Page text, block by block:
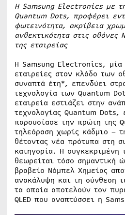
Η Samsung Electronics με
Quantum Dots, προφέρει
φωτεινότητα, ακρίβεια
ανθεκτικότητα στις οθόνες
της εταιρείας
Η Samsung Electronics, μία
εταιρείες στον κλάδο των
συναπτά έτη*, επενδύει
τεχνολογία των Quantum
εταιρεία εστιάζει στην
τεχνολογίας Quantum Dots,
παρουσίασε την πρώτη της
τηλεόραση χωρίς κάδμιο –
θέτοντας νέα πρότυπα στη
κατηγορία. Η συγκεκριμένη
θεωρείται τόσο σημαντική
βραβείο Νόμπελ Χημείας
ανακάλυψη και τη σύνθεση
τα οποία αποτελούν τον
QLED που αναπτύσσει η